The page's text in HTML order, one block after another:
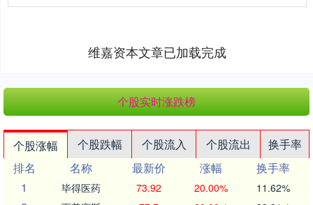
维嘉资本文章已加载完成
个股实时涨跌榜
个股涨幅 个股跌幅 个股流入 个股流出
换手率
排名
名称 最新价 涨幅
换手率
1
毕得医药 73.92 20.00% 11.62%